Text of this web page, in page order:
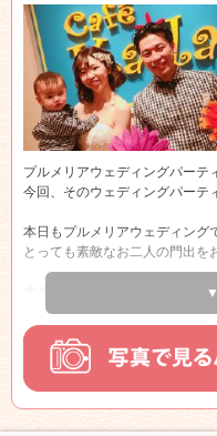
とっても可愛く終始癒されました
最後には新婦様からのサプラ
ーティーとなりました。
金子様ご夫妻そしてお子様の
本当におめでとうございます！！
プルメリアウェディングパー
今回、そのウェディングパーテ
本日もプルメリアウェディング
とっても素敵なお二人の門出を
大きなお花をもちご登場された
カジュアルな装いでとてもオシ
そしてなんといってもお二人
素敵すぎて思わず笑みがこぼ